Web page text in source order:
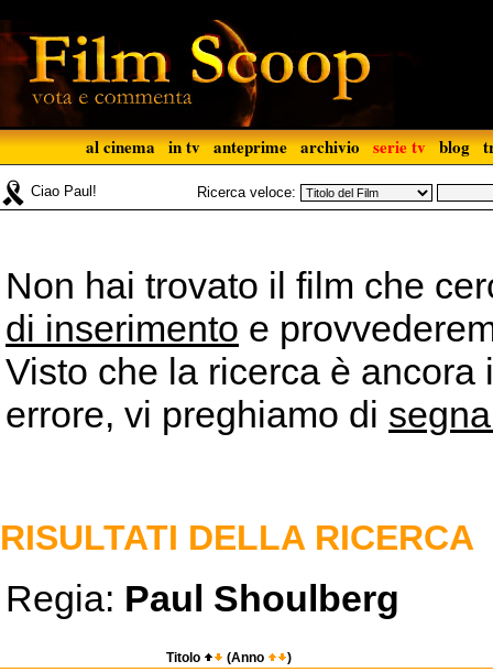
al cinema in tv anteprime archivio serie tv blog
Ciao Paul! Ricerca veloce:
Non hai trovato il film che
di inserimento e
Visto che la ricerca è
errore, vi preghiamo di
RISULTATI DELLA RICERCA
Regia: Paul Shoulberg
Titolo (Anno )